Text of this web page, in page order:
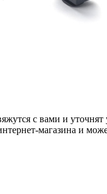
с вами и уточнят
магазина и